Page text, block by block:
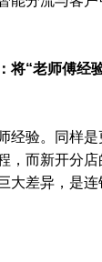
将“老师傅经
经验。同样
，而新开分
大差异，是